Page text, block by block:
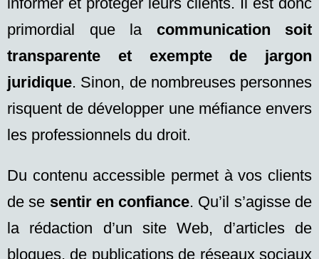
primordial que lacommunication soit
transparente et exempte de jargon
juridique. Sinon, de nombreuses personnes
risquent de développer une méfiance envers
les professionnels du droit.
Du contenu accessible permet à vos clients
de se sentir en confiance. Qu’il s’agisse de
la rédaction d’un site Web, d’articles de
blogues, de publications de réseaux sociaux